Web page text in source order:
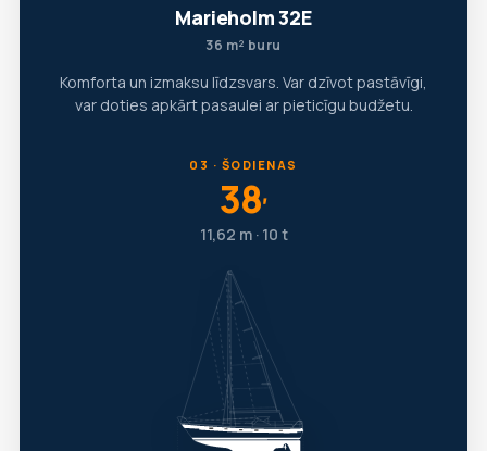
Marieholm 32E
36 m² buru
Komforta un izmaksu līdzsvars. Var dzīvot pastāvīgi,
var doties apkārt pasaulei ar pieticīgu budžetu.
03 · ŠODIENAS
38′
11,62 m · 10 t